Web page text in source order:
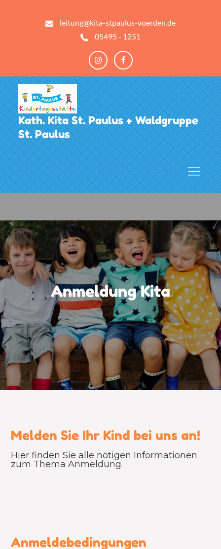
leitung@kita-stpaulus-voerden.de
05495 - 1251
InstagramFacebook
Kath. Kita St. Paulus + Waldgruppe
St. Paulus
Anmeldung Kita
Melden Sie Ihr Kind bei uns an!
Hier finden Sie alle nötigen Informationen
zum Thema Anmeldung.
Anmeldebedingungen